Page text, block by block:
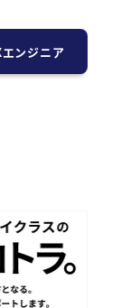
ンジニア